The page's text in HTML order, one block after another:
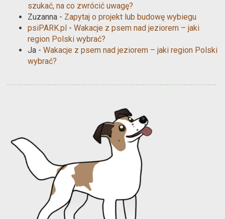
szukać, na co zwrócić uwagę?
Zuzanna - Zapytaj o projekt lub budowę wybiegu
psiPARK.pl - Wakacje z psem nad jeziorem – jaki
region Polski wybrać?
Ja - Wakacje z psem nad jeziorem – jaki region Polski
wybrać?